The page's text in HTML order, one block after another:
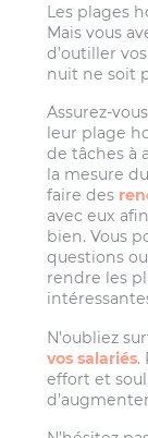
Les plages
Mais vous
d’outiller
nuit ne soit
Assurez-
leur plage
de tâches à
la mesure
faire des
avec eux
bien. Vous
questions
rendre les
N’oubliez
vos salariés.
effort et